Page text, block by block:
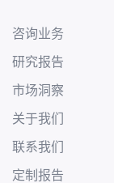
咨询业务
研究报告
市场洞察
关于我们
联系我们
定制报告